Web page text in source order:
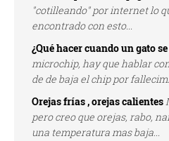
"cotilleando" por internet lo
encontrado con esto...
¿Qué hacer cuando un gato
microchip, hay que hablar
de de baja el chip por
Orejas frías , orejas calientes
pero creo que orejas, rabo,
una temperatura mas baja...